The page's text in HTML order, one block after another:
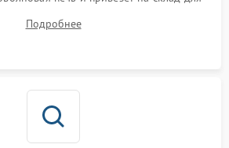
Подробнее